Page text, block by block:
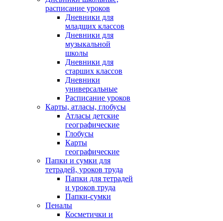
расписание уроков
Дневники для
младщих классов
Дневники для
музыкальной
школы
Дневники для
старших классов
Дневники
универсальные
Расписание уроков
Карты, атласы, глобусы
Атласы детские
географические
Глобусы
Карты
географические
Папки и сумки для
тетрадей, уроков труда
Папки для тетрадей
и уроков труда
Папки-сумки
Пеналы
Косметички и